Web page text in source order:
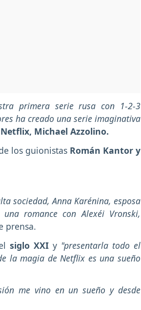
primera serie rusa con 1-2-3
ha creado una serie imaginativa
Michael Azzolino.
los guionistas Román Kantor y
sociedad, Anna Karénina, esposa
romance con Alexéi Vronski,
prensa.
siglo XXI y "presentarla todo el
la magia de Netflix es una sueño
me vino en un sueño y desde